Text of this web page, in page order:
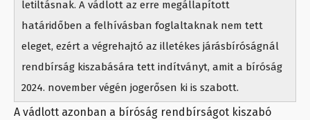
letiltásnak. A vádlott az erre megállapított
határidőben a felhívásban foglaltaknak nem tett
eleget, ezért a végrehajtó az illetékes járásbíróságnál
rendbírság kiszabására tett indítványt, amit a bíróság
2024. november végén jogerősen ki is szabott.
A vádlott azonban a bíróság rendbírságot kiszabó